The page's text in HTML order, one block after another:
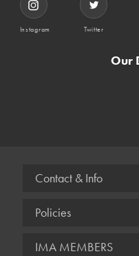
Instagram Twitter
Our
Contact & Info
Policies
IMA MEMBERS